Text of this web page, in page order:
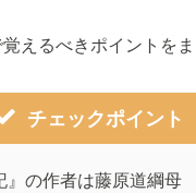
覚えるべきポイントをま
チェックポイント
』の作者は藤原道綱母